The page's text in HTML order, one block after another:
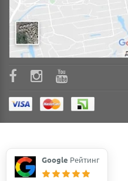
Google Рейтинг